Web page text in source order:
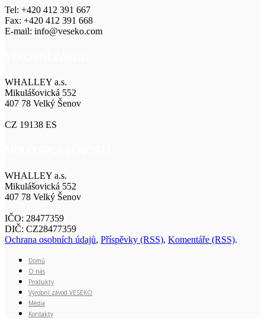
Tel: +420 412 391 667
Fax: +420 412 391 668
E-mail: info@veseko.com
WHALLEY a.s.
Mikulášovická 552
407 78 Velký Šenov
CZ 19138 ES
WHALLEY a.s.
Mikulášovická 552
407 78 Velký Šenov
IČO: 28477359
DIČ: CZ28477359
Ochrana osobních údajů, Příspěvky (RSS), Komentáře (RSS).
Domů
O nás
Produkty
Výrobní závod VESEKO
Média
Kontakty